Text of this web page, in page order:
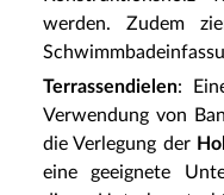
werden. Zudem
Terrassendielen:
Verwendung von
die Verlegung der
eine geeignete